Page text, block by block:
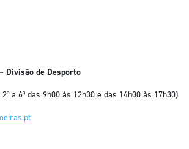
Divisão de Desporto
2ª a 6ª das 9h00 às 12h30 e das 14h00 às 17h30)